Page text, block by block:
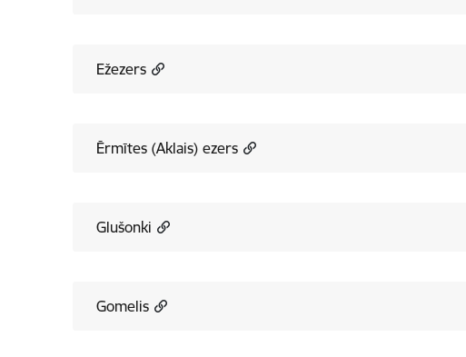
Ežezers
Ērmītes (Aklais) ezers
Glušonki
Gomelis